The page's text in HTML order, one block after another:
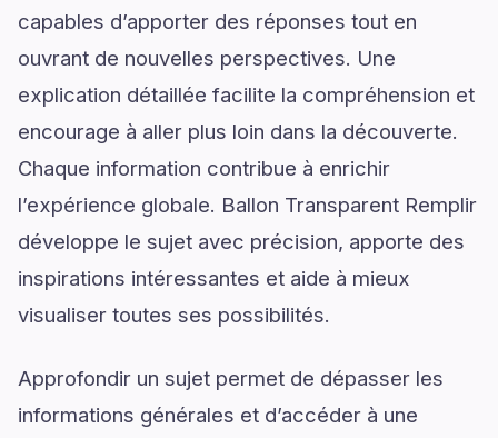
capables d’apporter des réponses tout en
ouvrant de nouvelles perspectives. Une
explication détaillée facilite la compréhension et
encourage à aller plus loin dans la découverte.
Chaque information contribue à enrichir
l’expérience globale. Ballon Transparent Remplir
développe le sujet avec précision, apporte des
inspirations intéressantes et aide à mieux
visualiser toutes ses possibilités.
Approfondir un sujet permet de dépasser les
informations générales et d’accéder à une